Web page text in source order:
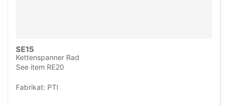
SE15
Kettenspanner Rad
See item RE20
Fabrikat: PTI